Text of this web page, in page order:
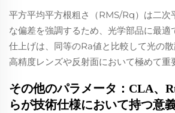
平方平均平方根粗さ（RMS/Rq）は二次
な偏差を強調するため、光学部品に最
仕上げは、同等のRa値と比較して光の散
高精度レンズや反射面において極めて重
その他のパラメータ：CLA、
らが技術仕様において持つ意